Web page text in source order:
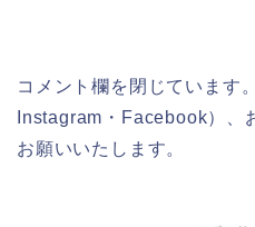
コメント欄を閉じています
Instagram・Facebook）、
お願いいたします。